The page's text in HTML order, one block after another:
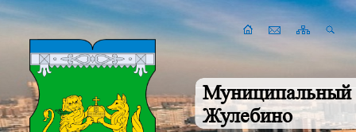
Муниципальный
Жулебино